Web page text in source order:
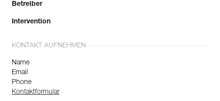
Betreiber
Intervention
KONTAKT AUFNEHMEN
Name
Email
Phone
Kontaktformular